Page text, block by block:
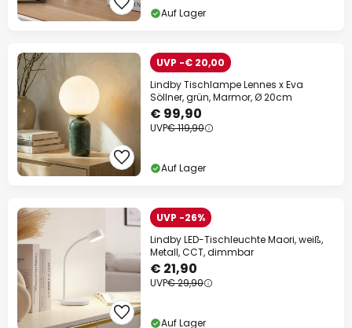
Auf Lager
UVP -€ 20,00
Lindby Tischlampe Lennes x Eva
Söllner, grün, Marmor, Ø 20cm
€ 99,90
UVP€ 119,90
Auf Lager
UVP -26%
Lindby LED-Tischleuchte Maori, weiß,
Metall, CCT, dimmbar
€ 21,90
UVP€ 29,90
Auf Lager